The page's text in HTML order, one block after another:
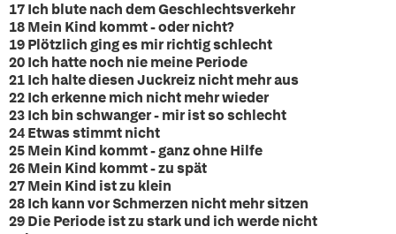
17 Ich blute nach dem Geschlechtsverkehr
18 Mein Kind kommt - oder nicht?
19 Plötzlich ging es mir richtig schlecht
20 Ich hatte noch nie meine Periode
21 Ich halte diesen Juckreiz nicht mehr aus
22 Ich erkenne mich nicht mehr wieder
23 Ich bin schwanger - mir ist so schlecht
24 Etwas stimmt nicht
25 Mein Kind kommt - ganz ohne Hilfe
26 Mein Kind kommt - zu spät
27 Mein Kind ist zu klein
28 Ich kann vor Schmerzen nicht mehr sitzen
29 Die Periode ist zu stark und ich werde nicht